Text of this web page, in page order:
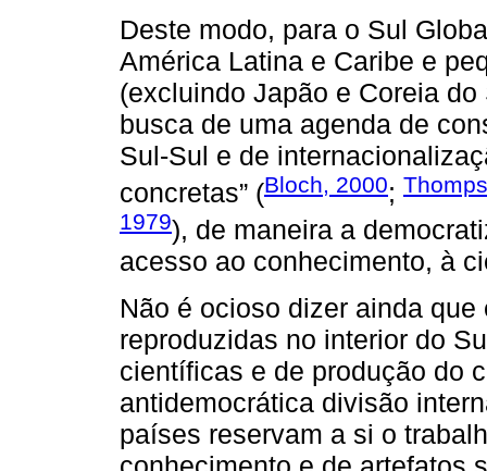
Deste modo, para o Sul
América Latina e Caribe e
(excluindo Japão e Coreia
busca de uma agenda de
Sul-Sul e de
concretas” (Bloch, 2000;
1979), de maneira a
acesso ao conhecimento, à
Não é ocioso dizer ainda
reproduzidas no interior do
científicas e de produção do
antidemocrática divisão
países reservam a si o